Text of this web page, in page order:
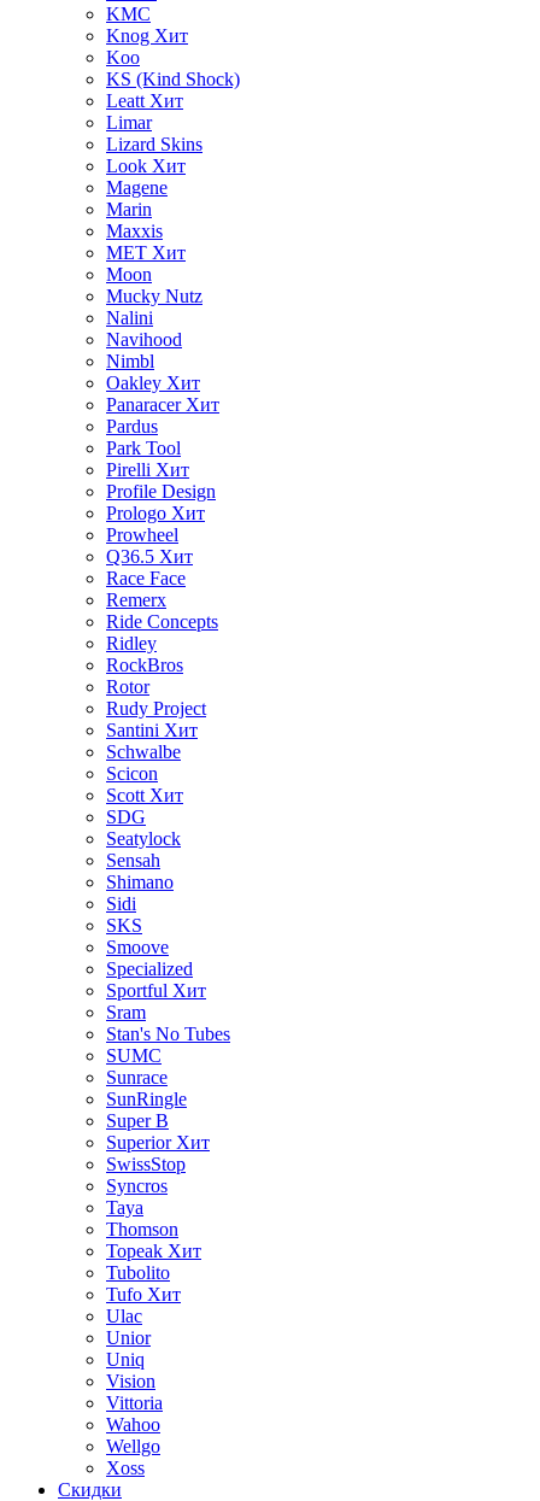
KMC
Knog Хит
Koo
KS (Kind Shock)
Leatt Хит
Limar
Lizard Skins
Look Хит
Magene
Marin
Maxxis
MET Хит
Moon
Mucky Nutz
Nalini
Navihood
Nimbl
Oakley Хит
Panaracer Хит
Pardus
Park Tool
Pirelli Хит
Profile Design
Prologo Хит
Prowheel
Q36.5 Хит
Race Face
Remerx
Ride Concepts
Ridley
RockBros
Rotor
Rudy Project
Santini Хит
Schwalbe
Scicon
Scott Хит
SDG
Seatylock
Sensah
Shimano
Sidi
SKS
Smoove
Specialized
Sportful Хит
Sram
Stan's No Tubes
SUMC
Sunrace
SunRingle
Super B
Superior Хит
SwissStop
Syncros
Taya
Thomson
Topeak Хит
Tubolito
Tufo Хит
Ulac
Unior
Uniq
Vision
Vittoria
Wahoo
Wellgo
Xoss
Скидки